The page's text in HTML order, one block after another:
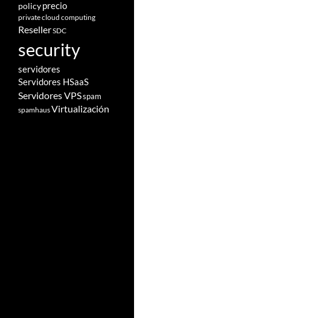
policyprecio
private cloud computing
ResellerSDC
security
servidores
Servidores HSaaS
Servidores VPSspam
spamhausVirtualización